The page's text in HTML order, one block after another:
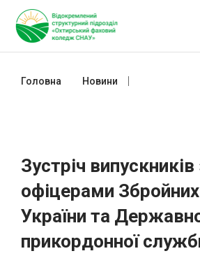
content
Головна Новини
Зустріч випускників
офіцерами
України та
прикордонної